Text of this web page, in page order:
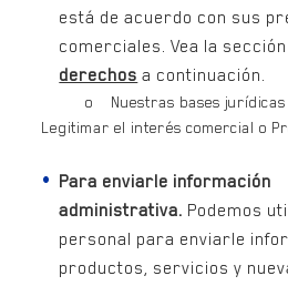
está de acuerdo con sus
comerciales. Vea la
derechos a continuación.
o Nuestras bases jurídicas
Legitimar el interés comercial o
Para enviarle información
administrativa. Podemos
personal para enviarle
productos, servicios y